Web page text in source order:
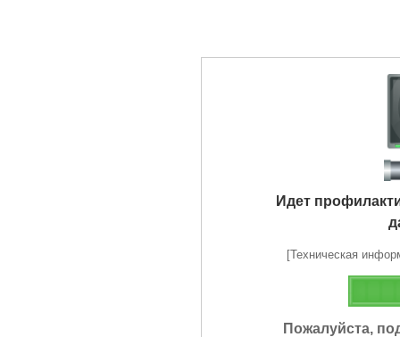
Идет
[Техническая
Пожалуйста,